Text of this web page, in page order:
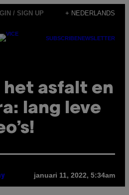
/ SIGN UP + NEDERLANDS
SUBSCRIBENEWSLETTER
het asfalt en
lang leve
januari 11, 2022, 5:34am